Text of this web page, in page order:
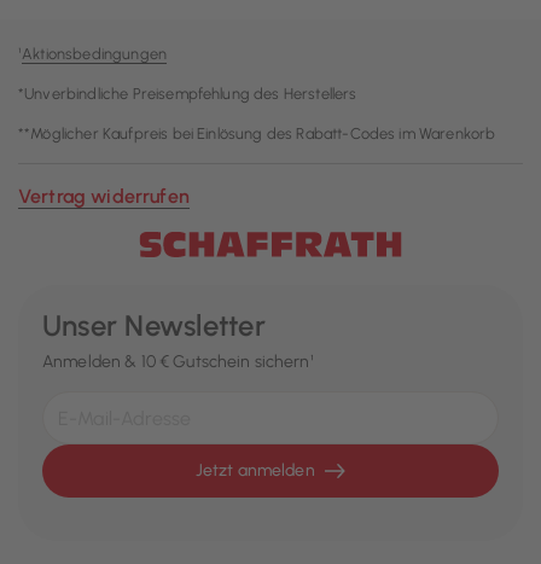
¹Aktionsbedingungen
*Unverbindliche Preisempfehlung des Herstellers
**Möglicher Kaufpreis bei Einlösung des Rabatt-Codes im Warenkorb
Vertrag widerrufen
Unser Newsletter
Anmelden & 10 € Gutschein sichern¹
Jetzt anmelden